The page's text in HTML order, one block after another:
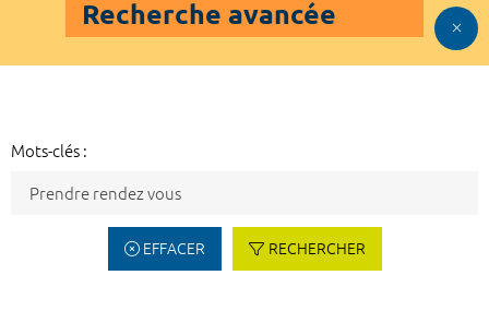
Recherche avancée
Mots-clés :
EFFACER RECHERCHER